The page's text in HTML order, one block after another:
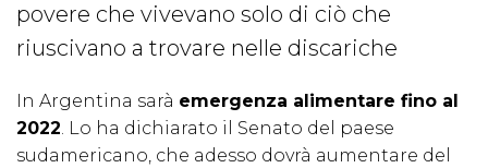
povere che vivevano solo di ciò che
riuscivano a trovare nelle discariche
In Argentina sarà emergenza alimentare fino al
2022. Lo ha dichiarato il Senato del paese
sudamericano, che adesso dovrà aumentare del